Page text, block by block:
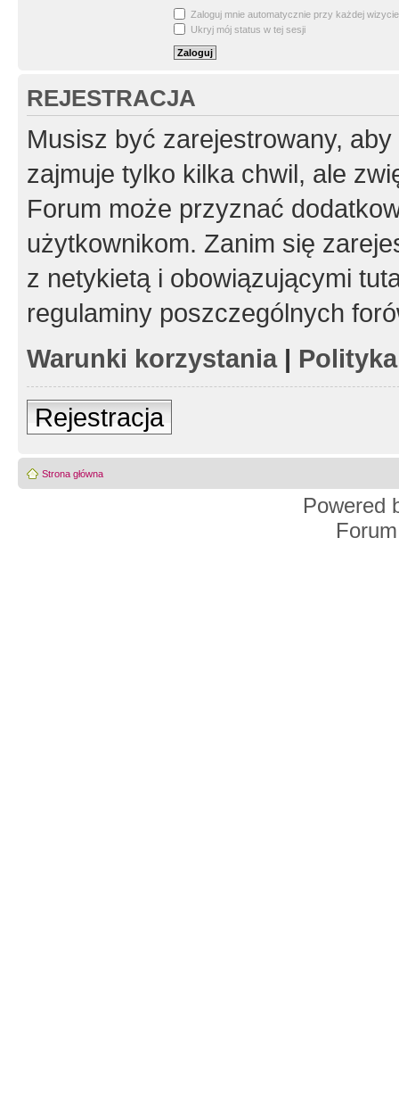
Zaloguj mnie automatycznie przy każdej wizycie
Ukryj mój status w tej sesji
REJESTRACJA
Musisz być zarejestrowany,
zajmuje tylko kilka chwil, ale
Forum może przyznać
użytkownikom. Zanim się
z netykietą i obowiązującymi
regulaminy poszczególnych
Warunki korzystania|
Rejestracja
Strona główna
Powered